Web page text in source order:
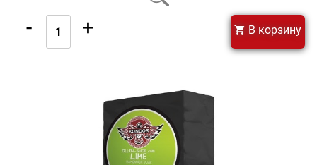
- + В корзину